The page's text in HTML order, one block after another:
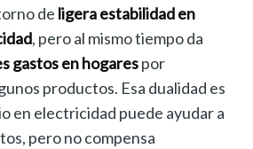
de ligera estabilidad en
, pero al mismo tiempo da
gastos en hogarespor
productos. Esa dualidad es
en electricidad puede ayudar a
pero no compensa